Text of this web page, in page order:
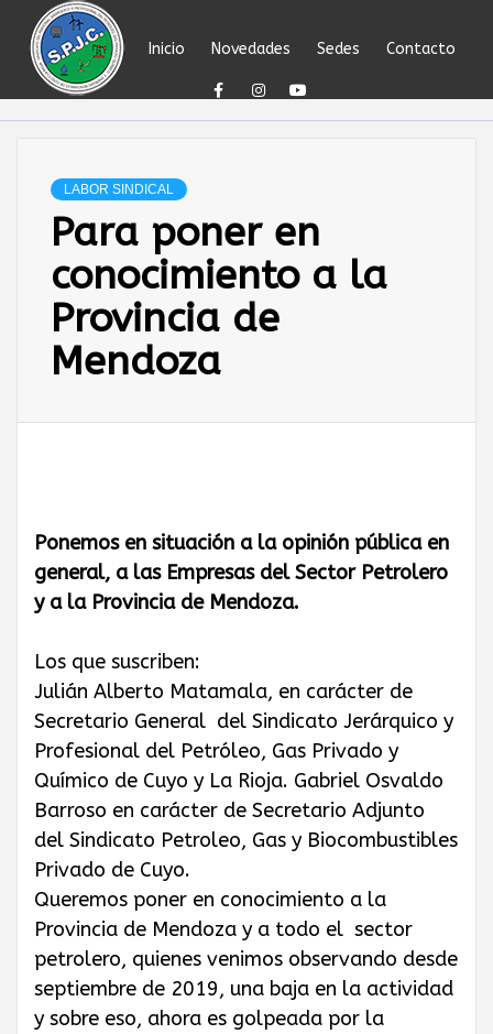
content
Inicio Novedades Sedes Contacto
SINDICATO DEL
PERSONAL
JERÁRQUICO Y
PROFESIONAL
DEL
GAS PRIVADO
Y QUÍMICOS DE
CUYO
LABOR SINDICAL
Para poner en
conocimiento a la
Provincia de
Mendoza
Ponemos en situación a la opinión pública en
general, a las Empresas del Sector Petrolero
y a la Provincia de Mendoza.
Los que suscriben:
Julián Alberto Matamala, en carácter de
Secretario General del Sindicato Jerárquico y
Profesional del Petróleo, Gas Privado y
Químico de Cuyo y La Rioja. Gabriel Osvaldo
Barroso en carácter de Secretario Adjunto
del Sindicato Petroleo, Gas y Biocombustibles
Privado de Cuyo.
Queremos poner en conocimiento a la
Provincia de Mendoza y a todo el sector
petrolero, quienes venimos observando desde
septiembre de 2019, una baja en la actividad
y sobre eso, ahora es golpeada por la